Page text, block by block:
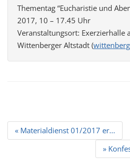
Thementag “Eucharistie und
2017, 10 – 17.45 Uhr
Veranstaltungsort: Exerzierhalle
Wittenberger Altstadt (
Beitrags
Navigation
« Materialdienst 01/2017 er...
»